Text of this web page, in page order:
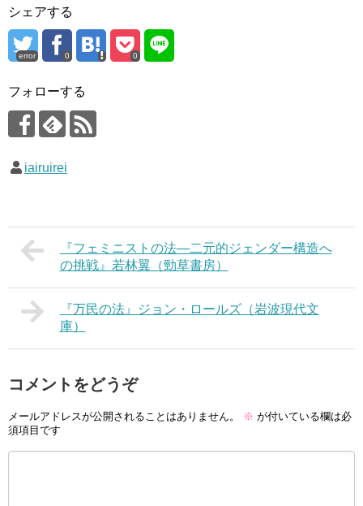
シェアする
error 0 0
フォローする
iairuirei
『フェミニストの法―二元的ジェンダー構造へ
の挑戦』若林翼（勁草書房）
『万民の法』ジョン・ロールズ（岩波現代文
庫）
コメントをどうぞ
メールアドレスが公開されることはありません。 ※ が付いている欄は必
須項目です